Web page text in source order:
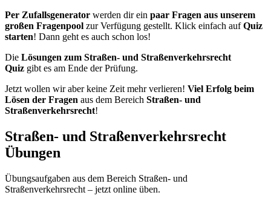
Per Zufallsgenerator werden dir ein paar Fragen aus unserem
großen Fragenpool zur Verfügung gestellt. Klick einfach aufQuiz
starten! Dann geht es auch schon los!
Die Lösungen zum Straßen- und Straßenverkehrsrecht
Quiz gibt es am Ende der Prüfung.
Jetzt wollen wir aber keine Zeit mehr verlieren! Viel Erfolg beim
Lösen der Fragen aus dem Bereich Straßen- und
Straßenverkehrsrecht!
Straßen- und Straßenverkehrsrecht
Übungen
Übungsaufgaben aus dem Bereich Straßen- und
Straßenverkehrsrecht – jetzt online üben.